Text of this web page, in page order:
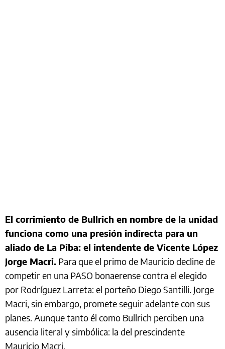
El corrimiento de Bullrich en nombre de la unidad
funciona como una presión indirecta para un
aliado de La Piba: el intendente de Vicente López
Jorge Macri. Para que el primo de Mauricio decline de
competir en una PASO bonaerense contra el elegido
por Rodríguez Larreta: el porteño Diego Santilli. Jorge
Macri, sin embargo, promete seguir adelante con sus
planes. Aunque tanto él como Bullrich perciben una
ausencia literal y simbólica: la del prescindente
Mauricio Macri.